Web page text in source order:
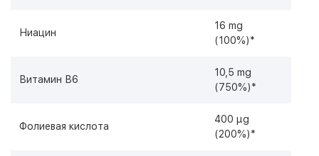
Ниацин
16 mg
(100%)*
Витамин В6
10,5 mg
(750%)*
Фолиевая кислота
400 µg
(200%)*